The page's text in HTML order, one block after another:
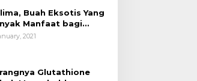
Buah Eksotis Yang
Manfaat bagi
2021
Glutathione